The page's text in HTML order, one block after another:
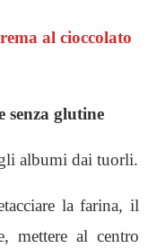
al cioccolato
senza glutine
albumi dai tuorli.
la farina, il
mettere al centro